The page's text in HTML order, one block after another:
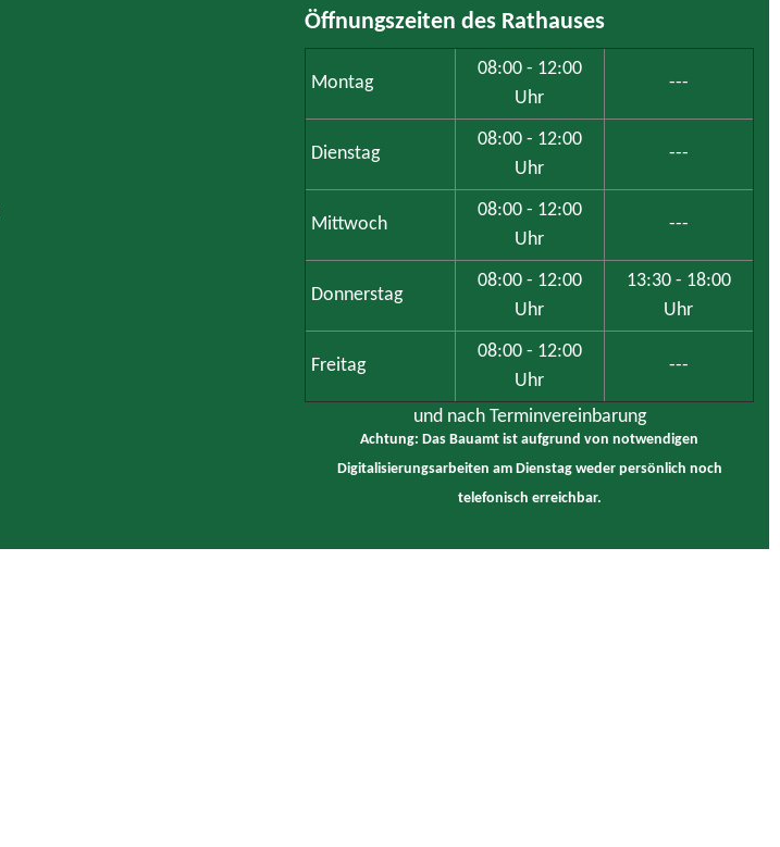
Öffnungszeiten des Rathauses
Montag
08:00 - 12:00
Uhr
---
Dienstag
08:00 - 12:00
Uhr
---
Mittwoch
08:00 - 12:00
Uhr
---
Donnerstag
08:00 - 12:00
Uhr
13:30 - 18:00
Uhr
Freitag
08:00 - 12:00
Uhr
---
und nach Terminvereinbarung
Achtung: Das Bauamt ist aufgrund von notwendigen
Digitalisierungsarbeiten am Dienstag weder persönlich noch
telefonisch erreichbar.